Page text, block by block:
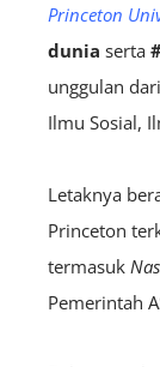
Princeton
dunia serta
unggulan
Ilmu Sosial,
Letaknya
Princeton
termasuk
Pemerintah